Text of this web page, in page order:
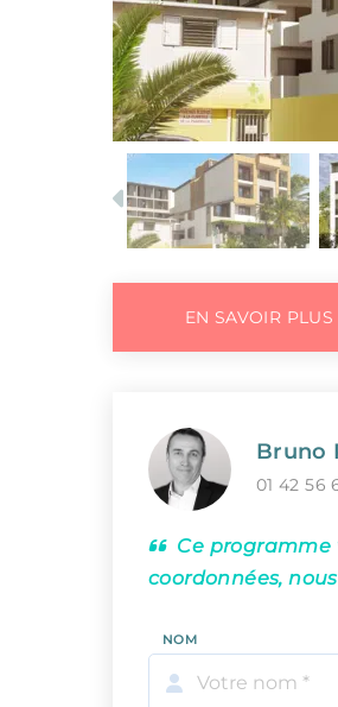
Previous
EN SAVOIR PLUS
Bruno
01 42 56
Ce programme
coordonnées,
NOM